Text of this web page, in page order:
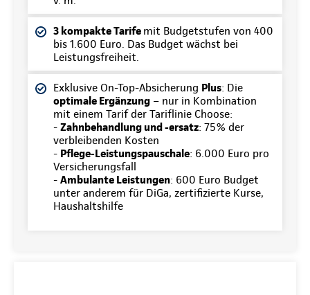
3 kompakte Tarife mit Budgetstufen von 400
bis 1.600 Euro. Das Budget wächst bei
Leistungsfreiheit.
Exklusive On-Top-Absicherung Plus: Die
optimale Ergänzung – nur in Kombination
mit einem Tarif der Tariflinie Choose:
- Zahnbehandlung und -ersatz: 75% der
verbleibenden Kosten
- Pflege-Leistungspauschale: 6.000 Euro pro
Versicherungsfall
- Ambulante Leistungen: 600 Euro Budget
unter anderem für DiGa, zertifizierte Kurse,
Haushaltshilfe